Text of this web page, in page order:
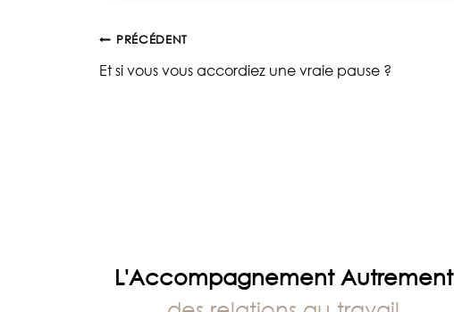
Navigation
PRÉCÉDENT
Et si vous vous accordiez une vraie pause ?
L'Accompagnement Autrement